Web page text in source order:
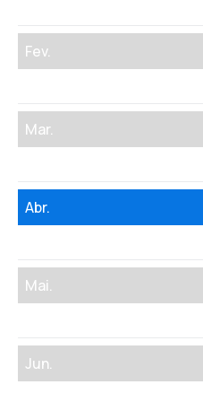
Fev.
Mar.
Abr.
Mai.
Jun.